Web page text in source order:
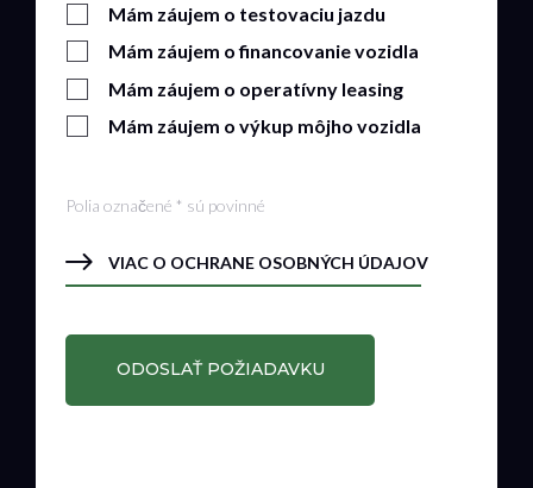
Mám záujem o testovaciu jazdu
Mám záujem o financovanie vozidla
Mám záujem o operatívny leasing
Mám záujem o výkup môjho vozidla
Polia označené * sú povinné
VIAC O OCHRANE OSOBNÝCH ÚDAJOV